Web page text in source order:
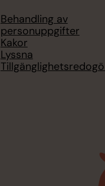
Behandling av
personuppgifter
Kakor
Lyssna